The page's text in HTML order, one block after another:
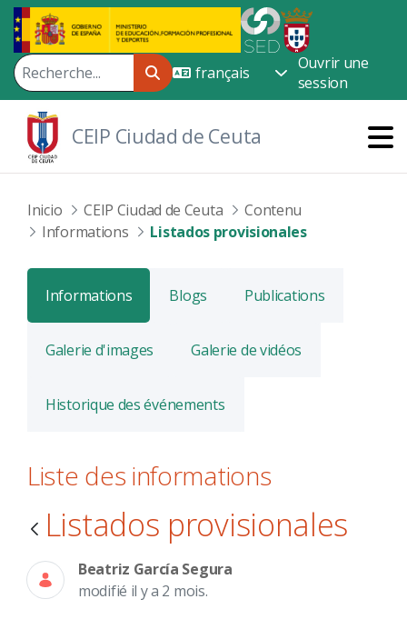
Saut au contenu principal
Ouvrir une
session
CEIP Ciudad de Ceuta
Inicio CEIP Ciudad de Ceuta
Contenu
Informations
Listados provisionales
Informations Blogs Publications
Galerie d'images Galerie de vidéos
Historique des événements
Liste des informations
Listados provisionales
Beatriz García Segura
modifié il y a 2 mois.